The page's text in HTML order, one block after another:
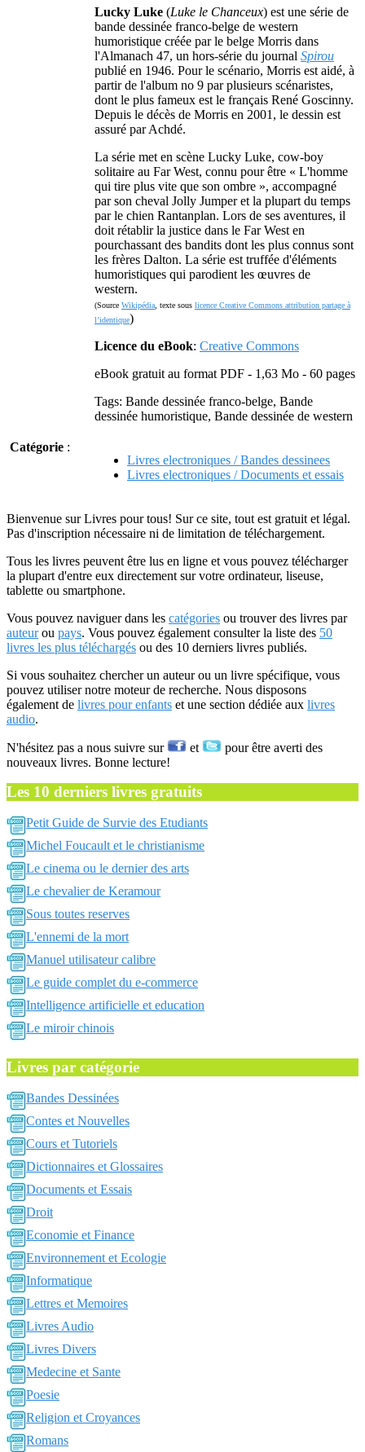
Lucky Luke (Luke le Chanceux) est une série de
bande dessinée franco-belge de western
humoristique créée par le belge Morris dans
l'Almanach 47, un hors-série du journal Spirou
publié en 1946. Pour le scénario, Morris est aidé, à
partir de l'album no 9 par plusieurs scénaristes,
dont le plus fameux est le français René Goscinny.
Depuis le décès de Morris en 2001, le dessin est
assuré par Achdé.
La série met en scène Lucky Luke, cow-boy
solitaire au Far West, connu pour être « L'homme
qui tire plus vite que son ombre », accompagné
par son cheval Jolly Jumper et la plupart du temps
par le chien Rantanplan. Lors de ses aventures, il
doit rétablir la justice dans le Far West en
pourchassant des bandits dont les plus connus sont
les frères Dalton. La série est truffée d'éléments
humoristiques qui parodient les œuvres de
western.
(Source Wikipédia , texte sous licence Creative Commons attribution partage à
l’identique)
Licence du eBook: Creative Commons
eBook gratuit au format PDF - 1,63 Mo - 60 pages
Tags: Bande dessinée franco-belge, Bande
dessinée humoristique, Bande dessinée de western
Catégorie :
Livres electroniques / Bandes dessinees
Livres electroniques / Documents et essais
Bienvenue sur Livres pour tous! Sur ce site, tout est gratuit et légal.
Pas d'inscription nécessaire ni de limitation de téléchargement.
Tous les livres peuvent être lus en ligne et vous pouvez télécharger
la plupart d'entre eux directement sur votre ordinateur, liseuse,
tablette ou smartphone.
Vous pouvez naviguer dans les catégories ou trouver des livres par
auteurou pays. Vous pouvez également consulter la liste des 50
livres les plus téléchargés ou des 10 derniers livres publiés.
Si vous souhaitez chercher un auteur ou un livre spécifique, vous
pouvez utiliser notre moteur de recherche. Nous disposons
également de livres pour enfants et une section dédiée aux livres
audio.
N'hésitez pas a nous suivre sur et
pour être averti des
nouveaux livres. Bonne lecture!
Les 10 derniers livres gratuits
Petit Guide de Survie des Etudiants
Michel Foucault et le christianisme
Le cinema ou le dernier des arts
Le chevalier de Keramour
Sous toutes reserves
L'ennemi de la mort
Manuel utilisateur calibre
Le guide complet du e-commerce
Intelligence artificielle et education
Le miroir chinois
Livres par catégorie
Bandes Dessinées
Contes et Nouvelles
Cours et Tutoriels
Dictionnaires et Glossaires
Documents et Essais
Droit
Economie et Finance
Environnement et Ecologie
Informatique
Lettres et Memoires
Livres Audio
Livres Divers
Medecine et Sante
Poesie
Religion et Croyances
Romans